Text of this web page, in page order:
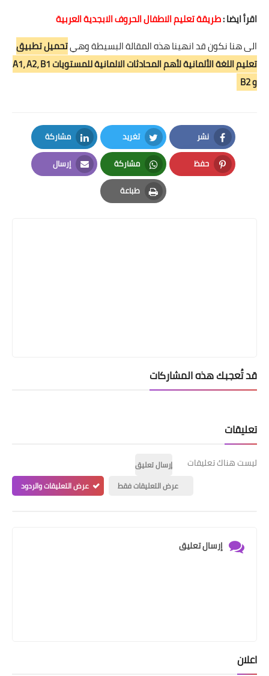
اقرأ ايضا :طريقة تعليم الاطفال الحروف الابجدية العربية
الى هنا نكون قد انهينا هذه المقالة البسيطة وهيتحميل تطبيق
تعليم اللغة الألمانية لأهم المحادثات الالمانية للمستويات A1، A2، B1
و B2
نشر
Facebook
تغريد
Twitter
مشاركة
LinkedIn
حفظ
Pinterest
مشاركة
Whatsapp
إرسال
Email
طباعة
Print
قد تُعجبك هذه المشاركات
تعليقات
ليست هناك تعليقات
إرسال تعليق
عرض التعليقات فقط
عرض التعليقات والردود
إرسال تعليق
اعلان